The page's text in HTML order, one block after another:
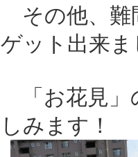
その他、難
ゲット出来
「お花見」
しみます！